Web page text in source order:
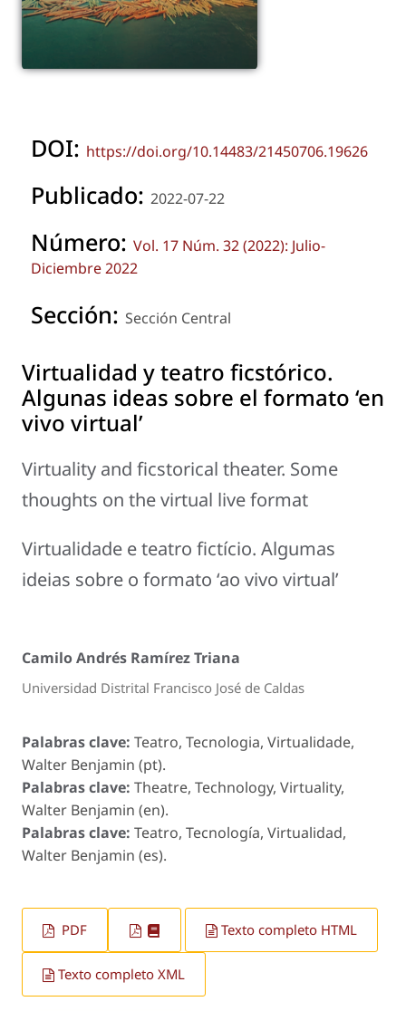
DOI: https://doi.org/10.14483/21450706.19626
Publicado: 2022-07-22
Número: Vol. 17 Núm. 32 (2022): Julio-
Diciembre 2022
Sección: Sección Central
Virtualidad y teatro ficstórico.
Algunas ideas sobre el formato ‘en
vivo virtual’
Virtuality and ficstorical theater. Some
thoughts on the virtual live format
Virtualidade e teatro fictício. Algumas
ideias sobre o formato ‘ao vivo virtual’
Camilo Andrés Ramírez Triana
Universidad Distrital Francisco José de Caldas
Palabras clave: Teatro, Tecnologia, Virtualidade,
Walter Benjamin (pt).
Palabras clave: Theatre, Technology, Virtuality,
Walter Benjamin (en).
Palabras clave: Teatro, Tecnología, Virtualidad,
Walter Benjamin (es).
PDF Texto completo HTML
Texto completo XML